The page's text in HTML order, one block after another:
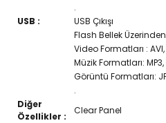
.
USB :
USB Çıkışı
Flash Bellek
Video Formatları : AVI,
Müzik Formatları: MP3,
Görüntü Formatları:
.
Diğer
Özellikler :
Clear Panel